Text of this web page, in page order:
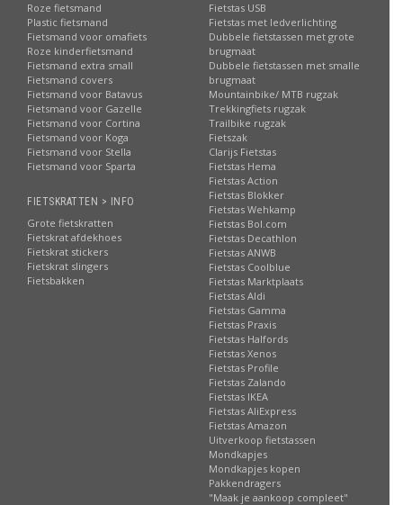
Roze fietsmand
Plastic fietsmand
Fietsmand voor omafiets
Roze kinderfietsmand
Fietsmand extra small
Fietsmand covers
Fietsmand voor Batavus
Fietsmand voor Gazelle
Fietsmand voor Cortina
Fietsmand voor Koga
Fietsmand voor Stella
Fietsmand voor Sparta
FIETSKRATTEN > INFO
Grote fietskratten
Fietskrat afdekhoes
Fietskrat stickers
Fietskrat slingers
Fietsbakken
Fietstas USB
Fietstas met ledverlichting
Dubbele fietstassen met grote
brugmaat
Dubbele fietstassen met smalle
brugmaat
Mountainbike/ MTB rugzak
Trekkingfiets rugzak
Trailbike rugzak
Fietszak
Clarijs Fietstas
Fietstas Hema
Fietstas Action
Fietstas Blokker
Fietstas Wehkamp
Fietstas Bol.com
Fietstas Decathlon
Fietstas ANWB
Fietstas Coolblue
Fietstas Marktplaats
Fietstas Aldi
Fietstas Gamma
Fietstas Praxis
Fietstas Halfords
Fietstas Xenos
Fietstas Profile
Fietstas Zalando
Fietstas IKEA
Fietstas AliExpress
Fietstas Amazon
Uitverkoop fietstassen
Mondkapjes
Mondkapjes kopen
Pakkendragers
"Maak je aankoop compleet"